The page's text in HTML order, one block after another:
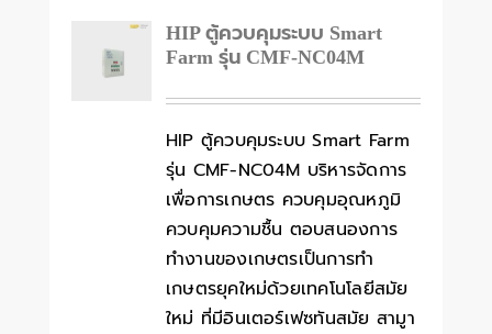
HIP ตู้ควบคุมระบบ Smart
Farm รุ่น CMF-NC04M
HIP ตู้ควบคุมระบบ Smart Farm
รุ่น CMF-NC04M บริหารจัดการ
เพื่อการเกษตร ควบคุมอุณหภูมิ
ควบคุมความชื้น ตอบสนองการ
ทำงานของเกษตรเป็นการทำ
เกษตรยุคใหม่ด้วยเทคโนโลยีสมัย
ใหม่ ที่มีอินเตอร์เฟซทันสมัย สามูา